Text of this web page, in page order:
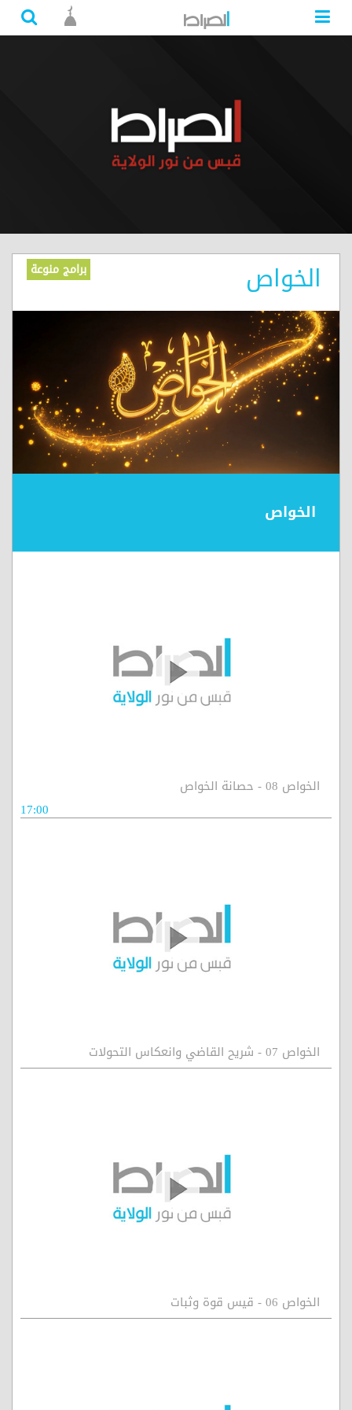
الخواص برامج منوعة
الخواص
الخواص 08 - حصانة الخواص
17:00
الخواص 07 - شريح القاضي وانعكاس التحولات
الخواص 06 - قيس قوة وثبات